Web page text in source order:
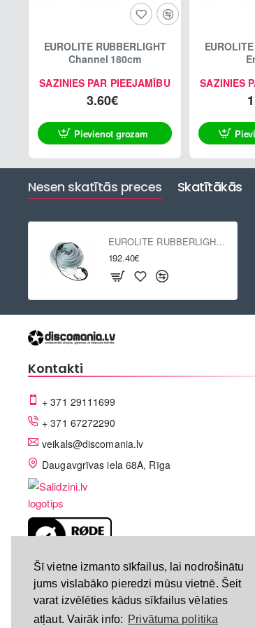
Šī vietne izmanto sīkfailus, lai nodrošinātu
jums vislabāko pieredzi mūsu vietnē. Šeit
varat izvēlēties kādus sīkfailus vēlaties
atļaut. Vairāk info: Privātuma politika
SAZINIES PAR PIEEJAMĪBU
EUROLITE RUBBERLIGHT
Channel 180cm
3.60€
Pievienot grozam
SAZINIES
Nesen skatītās preces Skatītākās
EUROLITE RUBBERLIGHT LED RL1-230V yellow 44m
192.40€
Kontakti
+ 371 29111699
+ 371 67272290
veikals@discomania.lv
Daugavgrīvas iela 68A, Rīga
LV-A58C07DF